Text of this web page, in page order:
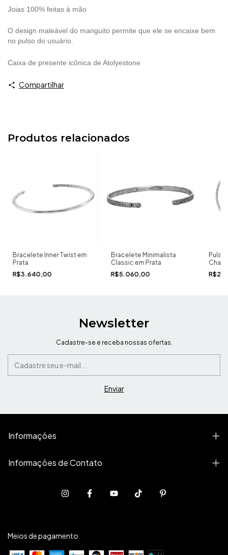
Joias 100% feitas à mão
O design maleável do manguito permite que ele se encaixe bem
no pulso do usuário.
Caixa de presente icônica de Atolyestone
Compartilhar
Produtos relacionados
Bracelete Inner Twist em
Prata
R$3.640,00
Bracelete Minimalista
Classic em Prata
R$5.060,00
Chain
Newsletter
Cadastre-se e receba nossas ofertas.
Informações
Informações de Contato
Meios de pagamento